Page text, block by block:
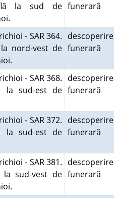
la sud de funerară
- SAR 364.
nord-vest de
descoperire
funerară
- SAR 368.
la sud-est de
descoperire
funerară
- SAR 372.
la sud-est de
descoperire
funerară
- SAR 381.
sud-vest de
descoperire
funerară